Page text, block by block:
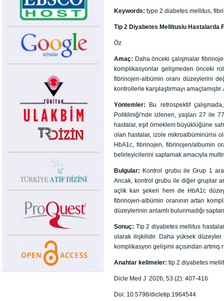
Keywords: type 2 diabetes mellitus,
Tip 2 Diyabetes Mellituslu Hastalarda
Öz
Amaç: Daha önceki çalışmalar
komplikasyonlar gelişmeden önceki
fibrinojen-albümin oranı düzeylerini
kontrollerle karşılaştırmayı
Yöntemler:
Bu retrospektif
Polikliniği'nde izlenen, yaşları 27 ile
hastalar, eşit örneklem büyüklüğüne
olan hastalar, izole mikroalbüminürisi
HbA1c, fibrinojen, fibrinojen/albumin
belirleyicilerini saptamak amacıyla
Bulgular: Kontrol grubu ile Grup 1
Ancak, kontrol grubu ile diğer gruplar
açlık kan şekeri hem de HbA1c
fibrinojen-albümin oranının artan
düzeylerinin anlamlı bulunmadığı
Sonuç: Tip 2 diyabetes mellitus
olarak ilişkilidir. Daha yüksek düzeyler
komplikasyon gelişimi açısından
Anahtar kelimeler: tip 2 diyabetes
Dicle Med J 2026; 53 (2): 407-416
Doi: 10.5798/dicletip.1964544